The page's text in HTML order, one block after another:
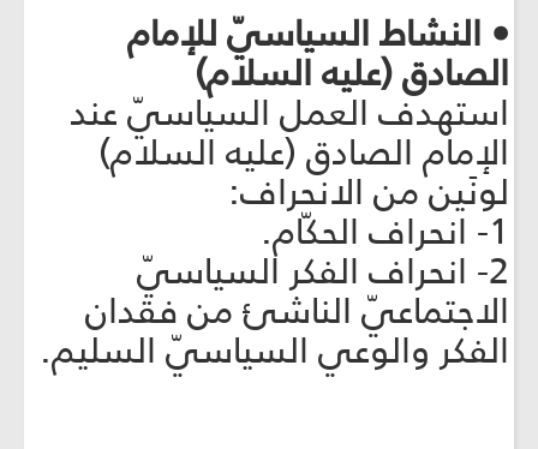
• النشاط السياسيّ للإمام
الصادق (عليه السلام)
استهدف العمل السياسيّ عند
الإمام الصادق (عليه السلام)
لونَين من الانحراف:
1- انحراف الحكّام.
2- انحراف الفكر السياسيّ
الاجتماعيّ الناشئ من فقدان
الفكر والوعي السياسيّ السليم.